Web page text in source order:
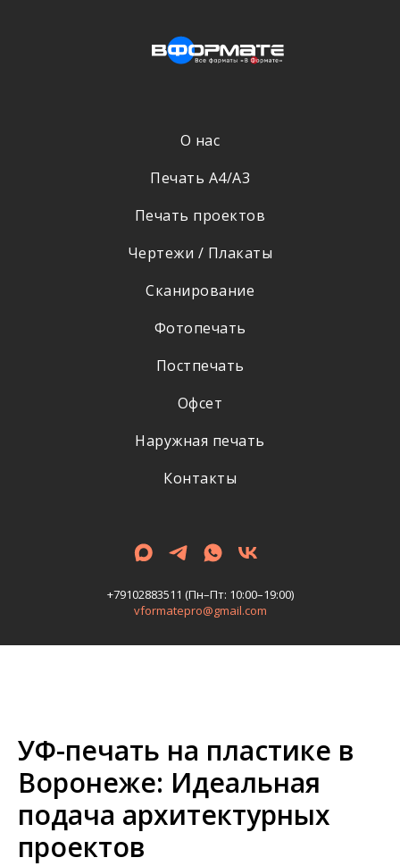
О нас
Печать А4/А3
Печать проектов
Чертежи / Плакаты
Сканирование
Фотопечать
Постпечать
Офсет
Наружная печать
Контакты
+79102883511 (Пн–Пт: 10:00–19:00)
vformatepro@gmail.com
УФ-печать на пластике в
Воронеже: Идеальная
подача архитектурных
проектов